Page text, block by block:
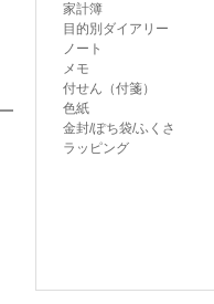
家計簿
目的別ダイアリー
ノート
メモ
付せん（付箋）
色紙
金封/ぽち袋/ふくさ
ラッピング